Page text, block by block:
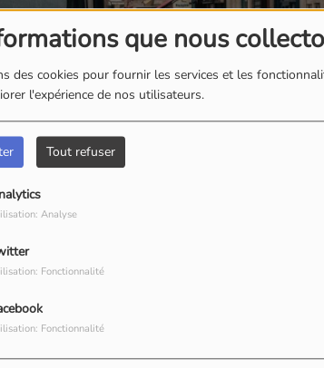
que nous
des cookies pour fournir les services et les
l'expérience de nos utilisateurs.
Tout refuser
Analyse
Fonctionnalité
Fonctionnalité